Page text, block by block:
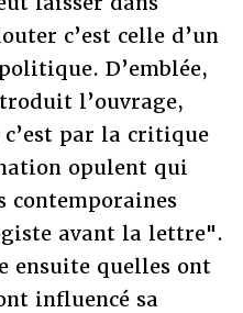
c’est celle d’un
D’emblée,
l’ouvrage,
par la critique
opulent qui
contemporaines
avant la lettre".
ensuite quelles ont
influencé sa